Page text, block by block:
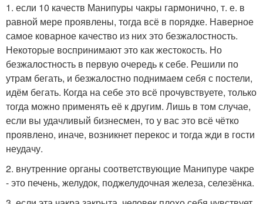
1. если 10 качеств Манипуры чакры гармонично, т. е. в
равной мере проявлены, тогда всё в порядке. Наверное
самое коварное качество из них это безжалостность.
Некоторые воспринимают это как жестокость. Но
безжалостность в первую очередь к себе. Решили по
утрам бегать, и безжалостно поднимаем себя с постели,
идём бегать. Когда на себе это всё прочувствуете, только
тогда можно применять её к другим. Лишь в том случае,
если вы удачливый бизнесмен, то у вас это всё чётко
проявлено, иначе, возникнет перекос и тогда жди в гости
неудачу.
2. внутренние органы соответствующие Манипуре чакре
- это печень, желудок, поджелудочная железа, селезёнка.